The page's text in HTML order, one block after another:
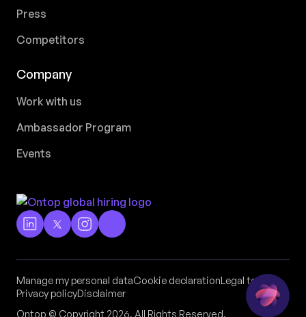
Press
Competitors
Company
Work with us
Ambassador Program
Events
Manage my personal dataCookie declarationLegal terms
Privacy policyDisclaimer
Ontop © Copyright 2026. All Rights Reserved.